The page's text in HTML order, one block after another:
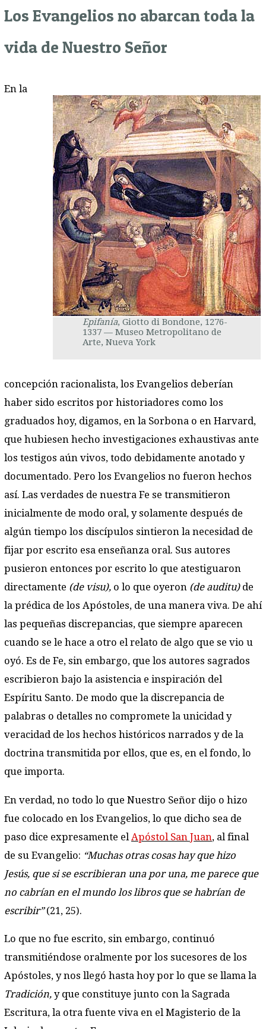
Los Evangelios no abarcan toda la
vida de Nuestro Señor
Epifanía, Giotto di Bondone, 1276-
1337 — Museo Metropolitano de
Arte, Nueva York
En la
concepción racionalista, los Evangelios deberían
haber sido escritos por historiadores como los
graduados hoy, digamos, en la Sorbona o en Harvard,
que hubiesen hecho investigaciones exhaustivas ante
los testigos aún vivos, todo debidamente anotado y
documentado. Pero los Evangelios no fueron hechos
así. Las verdades de nuestra Fe se transmitieron
inicialmente de modo oral, y solamente después de
algún tiempo los discípulos sintieron la necesidad de
fijar por escrito esa enseñanza oral. Sus autores
pusieron entonces por escrito lo que atestiguaron
directamente (de visu), o lo que oyeron (de auditu) de
la prédica de los Apóstoles, de una manera viva. De ahí
las pequeñas discrepancias, que siempre aparecen
cuando se le hace a otro el relato de algo que se vio u
oyó. Es de Fe, sin embargo, que los autores sagrados
escribieron bajo la asistencia e inspiración del
Espíritu Santo. De modo que la discrepancia de
palabras o detalles no compromete la unicidad y
veracidad de los hechos históricos narrados y de la
doctrina transmitida por ellos, que es, en el fondo, lo
que importa.
En verdad, no todo lo que Nuestro Señor dijo o hizo
fue colocado en los Evangelios, lo que dicho sea de
paso dice expresamente el Apóstol San Juan, al final
de su Evangelio: “Muchas otras cosas hay que hizo
Jesús, que si se escribieran una por una, me parece que
no cabrían en el mundo los libros que se habrían de
escribir”(21, 25).
Lo que no fue escrito, sin embargo, continuó
transmitiéndose oralmente por los sucesores de los
Apóstoles, y nos llegó hasta hoy por lo que se llama la
Tradición, y que constituye junto con la Sagrada
Escritura, la otra fuente viva en el Magisterio de la